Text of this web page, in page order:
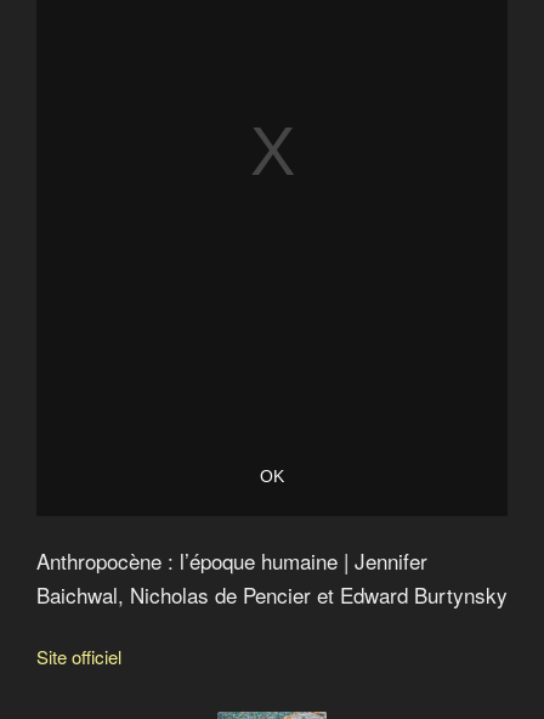
Anthropocène : l’époque humaine | Jennifer
Baichwal, Nicholas de Pencier et Edward Burtynsky
Site officiel